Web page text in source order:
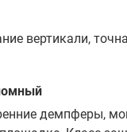
вертикали,
демпферы,